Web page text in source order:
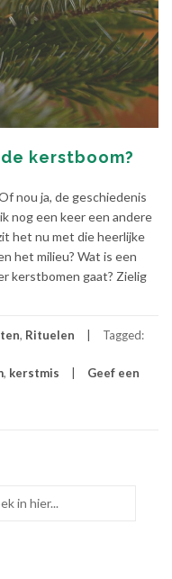
kerstboom?
nou ja, de geschiedenis
nog een keer een andere
het nu met die heerlijke
het milieu? Wat is een
kerstbomen gaat? Zielig
, Rituelen Tagged:
, kerstmis Geef een